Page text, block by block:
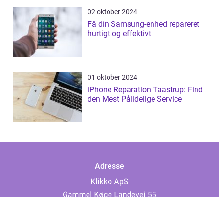
02 oktober 2024
Få din Samsung-enhed repareret
hurtigt og effektivt
01 oktober 2024
iPhone Reparation Taastrup: Find
den Mest Pålidelige Service
Adresse